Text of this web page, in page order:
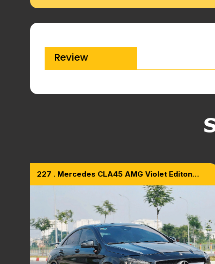
Review
227 . Mercedes CLA45 AMG Violet Editon